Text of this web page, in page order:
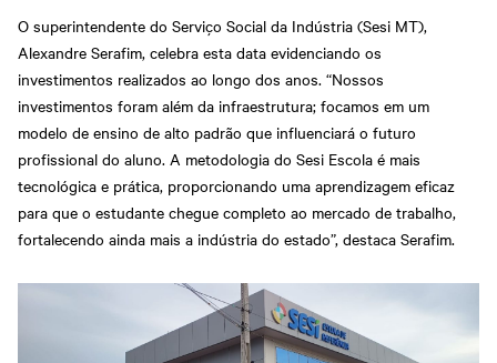
O superintendente do Serviço Social da Indústria (Sesi MT),
Alexandre Serafim, celebra esta data evidenciando os
investimentos realizados ao longo dos anos. “Nossos
investimentos foram além da infraestrutura; focamos em um
modelo de ensino de alto padrão que influenciará o futuro
profissional do aluno. A metodologia do Sesi Escola é mais
tecnológica e prática, proporcionando uma aprendizagem eficaz
para que o estudante chegue completo ao mercado de trabalho,
fortalecendo ainda mais a indústria do estado”, destaca Serafim.